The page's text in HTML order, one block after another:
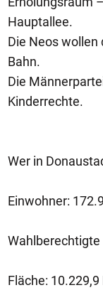
Hauptallee.
Die Neos wollen
Bahn.
Die
Kinderrechte.
Wer in
Einwohner:
Wahlberechtigte
Fläche: